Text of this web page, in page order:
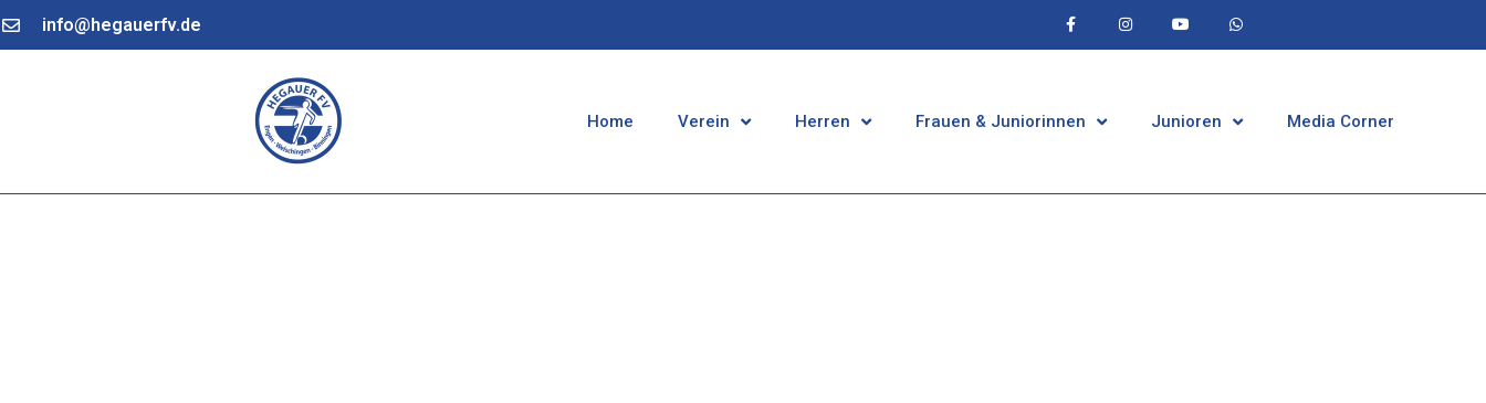
info@hegauerfv.de
Home Verein Herren Frauen & Juniorinnen Junioren Media Corner